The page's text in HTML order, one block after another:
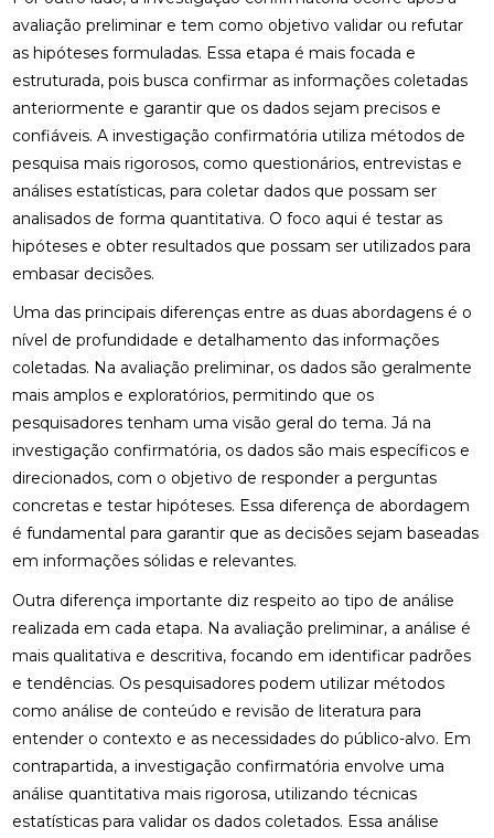
avaliação preliminar e tem como objetivo validar ou refutar
as hipóteses formuladas. Essa etapa é mais focada e
estruturada, pois busca confirmar as informações coletadas
anteriormente e garantir que os dados sejam precisos e
confiáveis. A investigação confirmatória utiliza métodos de
pesquisa mais rigorosos, como questionários, entrevistas e
análises estatísticas, para coletar dados que possam ser
analisados de forma quantitativa. O foco aqui é testar as
hipóteses e obter resultados que possam ser utilizados para
embasar decisões.
Uma das principais diferenças entre as duas abordagens é o
nível de profundidade e detalhamento das informações
coletadas. Na avaliação preliminar, os dados são geralmente
mais amplos e exploratórios, permitindo que os
pesquisadores tenham uma visão geral do tema. Já na
investigação confirmatória, os dados são mais específicos e
direcionados, com o objetivo de responder a perguntas
concretas e testar hipóteses. Essa diferença de abordagem
é fundamental para garantir que as decisões sejam baseadas
em informações sólidas e relevantes.
Outra diferença importante diz respeito ao tipo de análise
realizada em cada etapa. Na avaliação preliminar, a análise é
mais qualitativa e descritiva, focando em identificar padrões
e tendências. Os pesquisadores podem utilizar métodos
como análise de conteúdo e revisão de literatura para
entender o contexto e as necessidades do público-alvo. Em
contrapartida, a investigação confirmatória envolve uma
análise quantitativa mais rigorosa, utilizando técnicas
estatísticas para validar os dados coletados. Essa análise